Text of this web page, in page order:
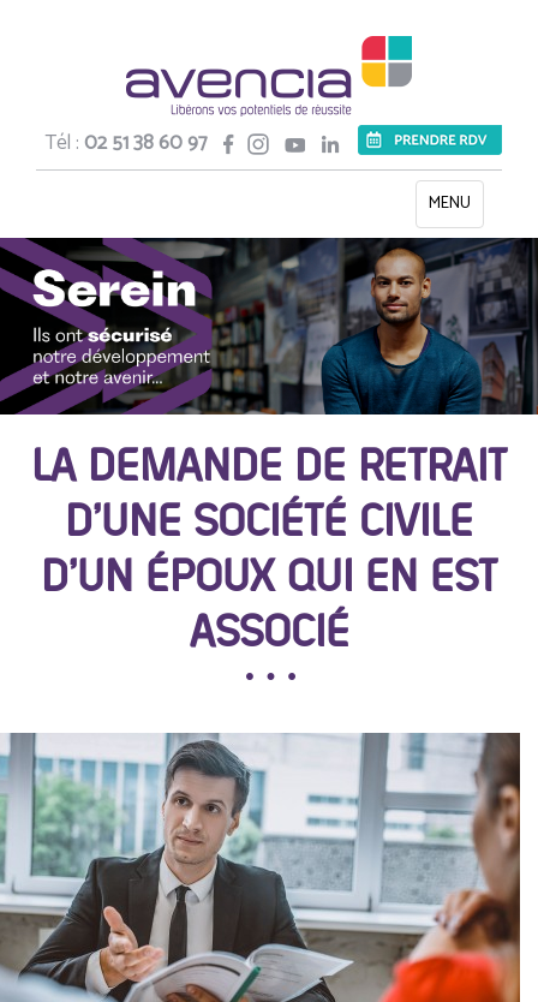
Tél :02 51 38 60 97
Toggle
navigation
MENU
LA DEMANDE DE RETRAIT
D’UNE SOCIÉTÉ CIVILE
D’UN ÉPOUX QUI EN EST
ASSOCIÉ